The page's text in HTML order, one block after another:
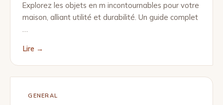
Explorez les objets en m incontournables pour votre
maison, alliant utilité et durabilité. Un guide complet
…
Lire →
GENERAL